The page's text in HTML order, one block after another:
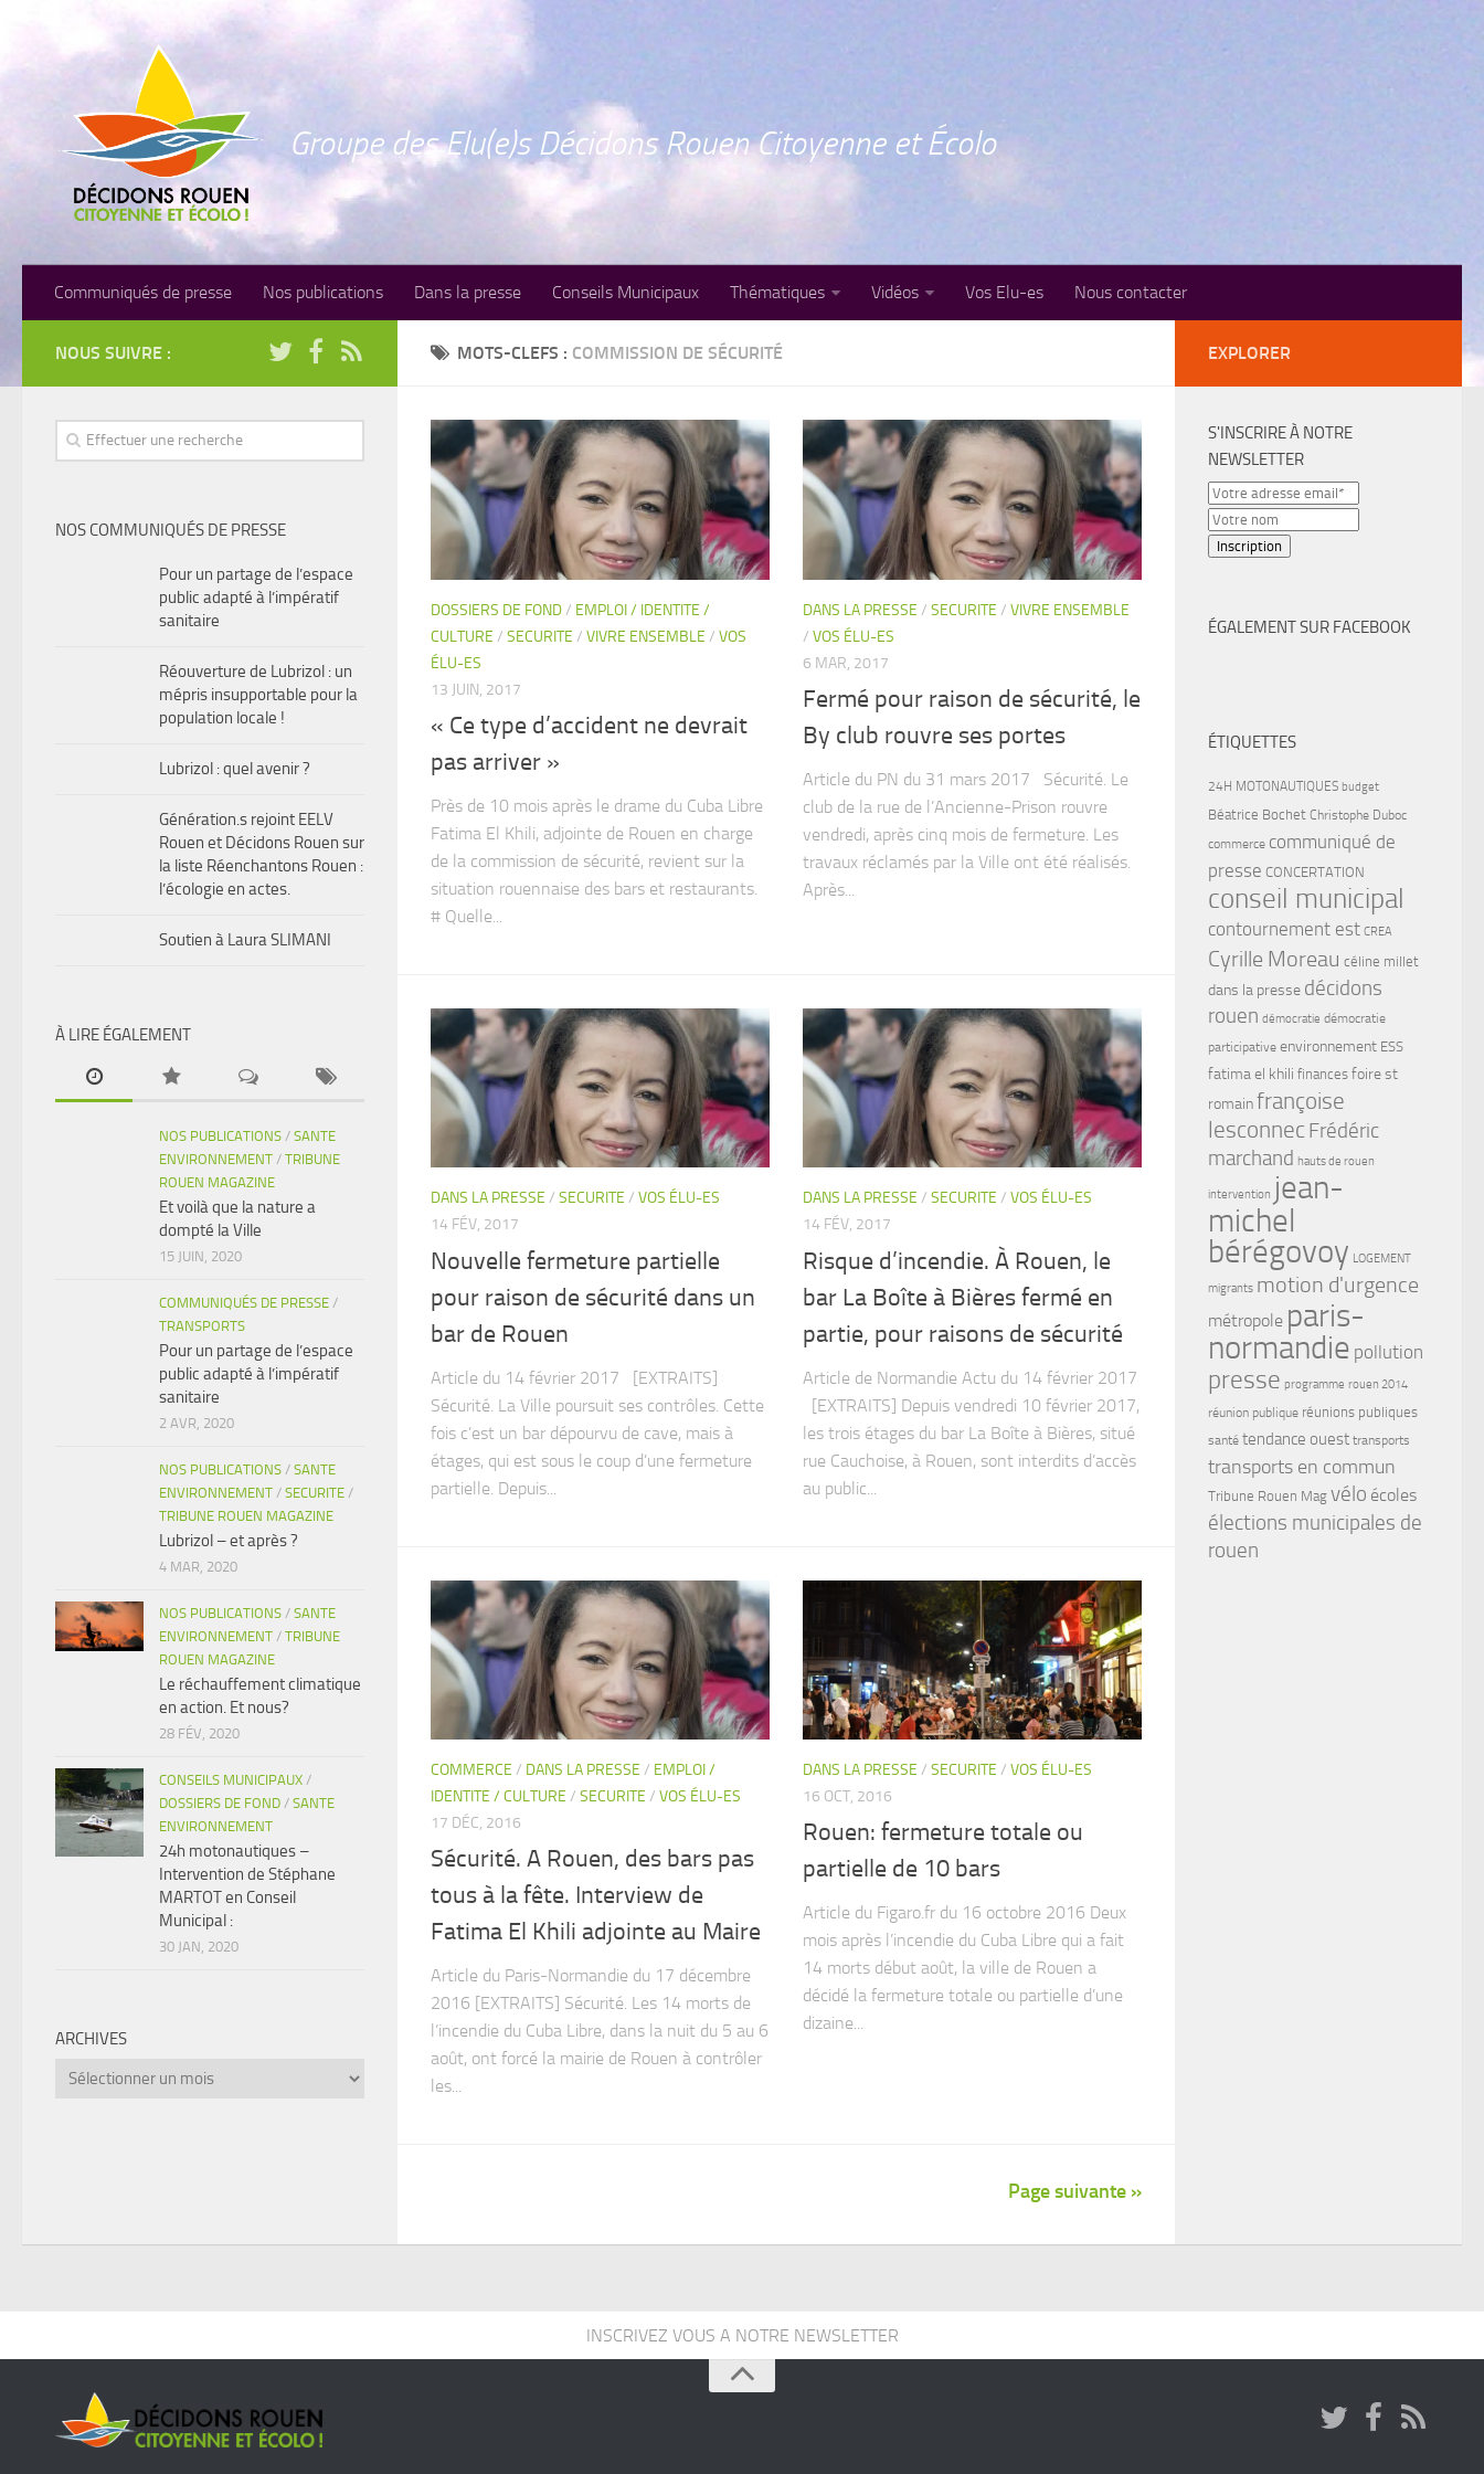
Groupe des Elu(e)s Décidons Rouen Citoyenne et Écolo
Communiqués de presse Nos publications Dans la presse Conseils Municipaux Thématiques Vidéos Vos Elu-es Nous contacter
MOTS-CLEFS : COMMISSION DE SÉCURITÉ
DOSSIERS DE FOND/ EMPLOI / IDENTITE /
CULTURE / SECURITE / VIVRE ENSEMBLE / VOS
ÉLU-ES
13 JUIN, 2017
« Ce type d’accident ne devrait
pas arriver »
Près de 10 mois après le drame du Cuba Libre
Fatima El Khili, adjointe de Rouen en charge
de la commission de sécurité, revient sur la
situation rouennaise des bars et restaurants.
# Quelle...
DANS LA PRESSE / SECURITE / VIVRE ENSEMBLE
/ VOS ÉLU-ES
6 MAR, 2017
Fermé pour raison de sécurité, le
By club rouvre ses portes
Article du PN du 31 mars 2017 Sécurité. Le
club de la rue de l’Ancienne-Prison rouvre
vendredi, après cinq mois de fermeture. Les
travaux réclamés par la Ville ont été réalisés.
Après...
DANS LA PRESSE / SECURITE / VOS ÉLU-ES
14 FÉV, 2017
Nouvelle fermeture partielle
pour raison de sécurité dans un
bar de Rouen
Article du 14 février 2017 [EXTRAITS]
Sécurité. La Ville poursuit ses contrôles. Cette
fois c’est un bar dépourvu de cave, mais à
étages, qui est sous le coup d’une fermeture
partielle. Depuis...
DANS LA PRESSE / SECURITE / VOS ÉLU-ES
14 FÉV, 2017
Risque d’incendie. À Rouen, le
bar La Boîte à Bières fermé en
partie, pour raisons de sécurité
Article de Normandie Actu du 14 février 2017
[EXTRAITS] Depuis vendredi 10 février 2017,
les trois étages du bar La Boîte à Bières, situé
rue Cauchoise, à Rouen, sont interdits d’accès
au public...
COMMERCE / DANS LA PRESSE / EMPLOI /
IDENTITE / CULTURE / SECURITE / VOS ÉLU-ES
17 DÉC, 2016
Sécurité. A Rouen, des bars pas
tous à la fête. Interview de
Fatima El Khili adjointe au Maire
Article du Paris-Normandie du 17 décembre
2016 [EXTRAITS] Sécurité. Les 14 morts de
l’incendie du Cuba Libre, dans la nuit du 5 au 6
août, ont forcé la mairie de Rouen à contrôler
les...
DANS LA PRESSE / SECURITE / VOS ÉLU-ES
16 OCT, 2016
Rouen: fermeture totale ou
partielle de 10 bars
Article du Figaro.fr du 16 octobre 2016 Deux
mois après l’incendie du Cuba Libre qui a fait
14 morts début août, la ville de Rouen a
décidé la fermeture totale ou partielle d’une
dizaine...
Page suivante »
NOUS SUIVRE :
NOS COMMUNIQUÉS DE PRESSE
Pour un partage de l’espace
public adapté à l’impératif
sanitaire
Réouverture de Lubrizol : un
mépris insupportable pour la
population locale !
Lubrizol : quel avenir ?
Génération.s rejoint EELV
Rouen et Décidons Rouen sur
la liste Réenchantons Rouen :
l’écologie en actes.
Soutien à Laura SLIMANI
À LIRE ÉGALEMENT
NOS PUBLICATIONS / SANTE
ENVIRONNEMENT / TRIBUNE
ROUEN MAGAZINE
Et voilà que la nature a
dompté la Ville
15 JUIN, 2020
COMMUNIQUÉS DE PRESSE /
TRANSPORTS
Pour un partage de l’espace
public adapté à l’impératif
sanitaire
2 AVR, 2020
NOS PUBLICATIONS / SANTE
ENVIRONNEMENT / SECURITE /
TRIBUNE ROUEN MAGAZINE
Lubrizol – et après ?
4 MAR, 2020
NOS PUBLICATIONS / SANTE
ENVIRONNEMENT / TRIBUNE
ROUEN MAGAZINE
Le réchauffement climatique
en action. Et nous?
28 FÉV, 2020
CONSEILS MUNICIPAUX /
DOSSIERS DE FOND / SANTE
ENVIRONNEMENT
24h motonautiques –
Intervention de Stéphane
MARTOT en Conseil
Municipal :
30 JAN, 2020
ARCHIVES
Archives
EXPLORER
S'INSCRIRE À NOTRE
NEWSLETTER
ÉGALEMENT SUR FACEBOOK
ÉTIQUETTES
24H MOTONAUTIQUES budget
Béatrice Bochet Christophe Duboc
commerce communiqué de
presse CONCERTATION
conseil municipal
contournement est CREA
Cyrille Moreau céline millet
dans la presse décidons
rouen démocratie démocratie
participative environnement ESS
fatima el khili finances foire st
romainfrançoise
lesconnecFrédéric
marchand hauts de rouen
intervention jean-
michel
bérégovoy LOGEMENT
migrants motion d'urgence
métropole paris-
normandie pollution
presse programme rouen 2014
réunion publique réunions publiques
santé tendance ouest transports
transports en commun
Tribune Rouen Mag vélo écoles
élections municipales de
rouen
INSCRIVEZ VOUS A NOTRE NEWSLETTER